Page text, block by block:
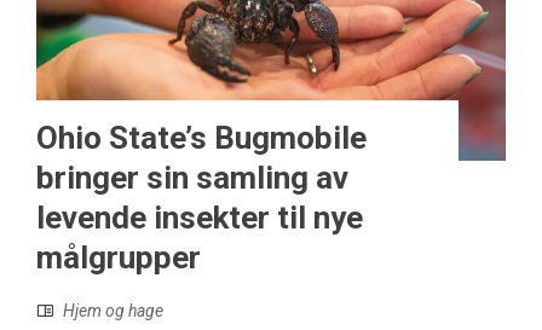
Ohio State’s Bugmobile
bringer sin samling av
levende insekter til nye
målgrupper
Hjem og hage